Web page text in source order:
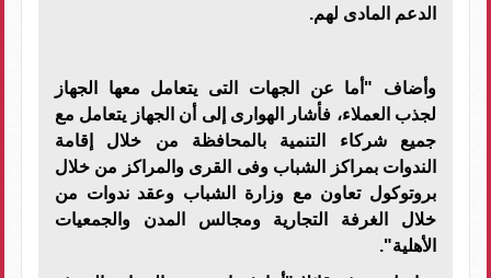
الدعم المادى لهم.
وأضاف "أما عن الجهات التى يتعامل معها الجهاز
لجذب العملاء، فأشار الهوارى إلى أن الجهاز يتعامل مع
جميع شركاء التنمية بالمحافظة من خلال إقامة
الندوات بمراكز الشباب وفى القرى والمراكز من خلال
بروتوكول تعاون مع وزارة الشباب وعقد ندوات من
خلال الغرفة التجارية ومجالس المدن والجمعيات
الأهلية".